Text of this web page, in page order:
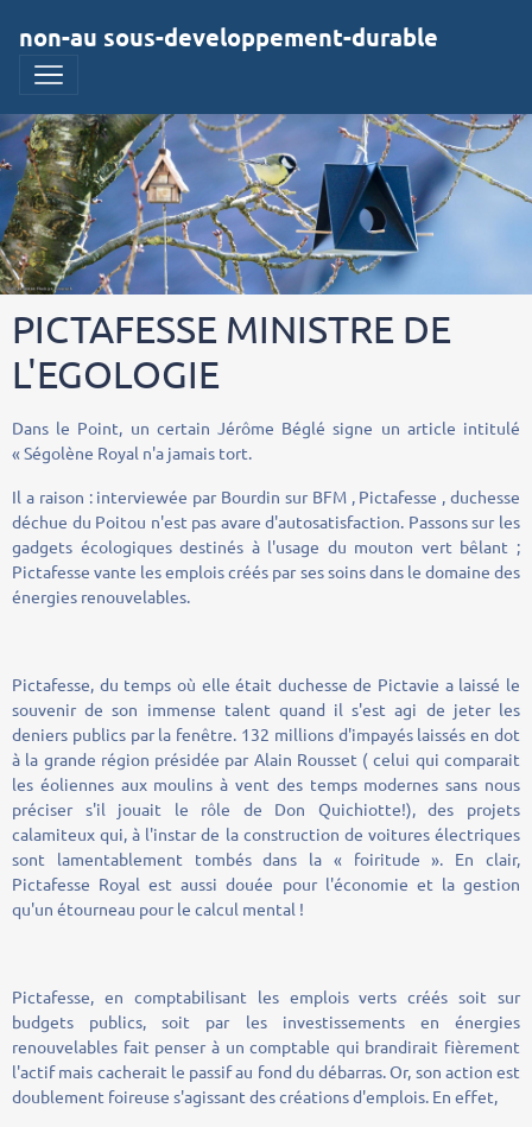
non-au sous-developpement-durable
PICTAFESSE MINISTRE DE
L'EGOLOGIE
Dans le Point, un certain Jérôme Béglé signe un article intitulé
« Ségolène Royal n'a jamais tort.
Il a raison : interviewée par Bourdin sur BFM , Pictafesse , duchesse
déchue du Poitou n'est pas avare d'autosatisfaction. Passons sur les
gadgets écologiques destinés à l'usage du mouton vert bêlant ;
Pictafesse vante les emplois créés par ses soins dans le domaine des
énergies renouvelables.
Pictafesse, du temps où elle était duchesse de Pictavie a laissé le
souvenir de son immense talent quand il s'est agi de jeter les
deniers publics par la fenêtre. 132 millions d'impayés laissés en dot
à la grande région présidée par Alain Rousset ( celui qui comparait
les éoliennes aux moulins à vent des temps modernes sans nous
préciser s'il jouait le rôle de Don Quichiotte!), des projets
calamiteux qui, à l'instar de la construction de voitures électriques
sont lamentablement tombés dans la « foiritude ». En clair,
Pictafesse Royal est aussi douée pour l'économie et la gestion
qu'un étourneau pour le calcul mental !
Pictafesse, en comptabilisant les emplois verts créés soit sur
budgets publics, soit par les investissements en énergies
renouvelables fait penser à un comptable qui brandirait fièrement
l'actif mais cacherait le passif au fond du débarras. Or, son action est
doublement foireuse s'agissant des créations d'emplois. En effet,